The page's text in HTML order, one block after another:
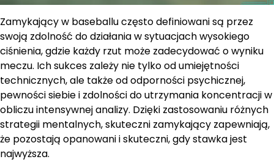
Zamykający w baseballu często definiowani są przez
swoją zdolność do działania w sytuacjach wysokiego
ciśnienia, gdzie każdy rzut może zadecydować o wyniku
meczu. Ich sukces zależy nie tylko od umiejętności
technicznych, ale także od odporności psychicznej,
pewności siebie i zdolności do utrzymania koncentracji w
obliczu intensywnej analizy. Dzięki zastosowaniu różnych
strategii mentalnych, skuteczni zamykający zapewniają,
że pozostają opanowani i skuteczni, gdy stawka jest
najwyższa.